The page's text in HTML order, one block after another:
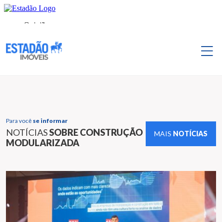
Para você se informar
NOTÍCIASSOBRE CONSTRUÇÃO
MODULARIZADA
MAIS NOTÍCIAS